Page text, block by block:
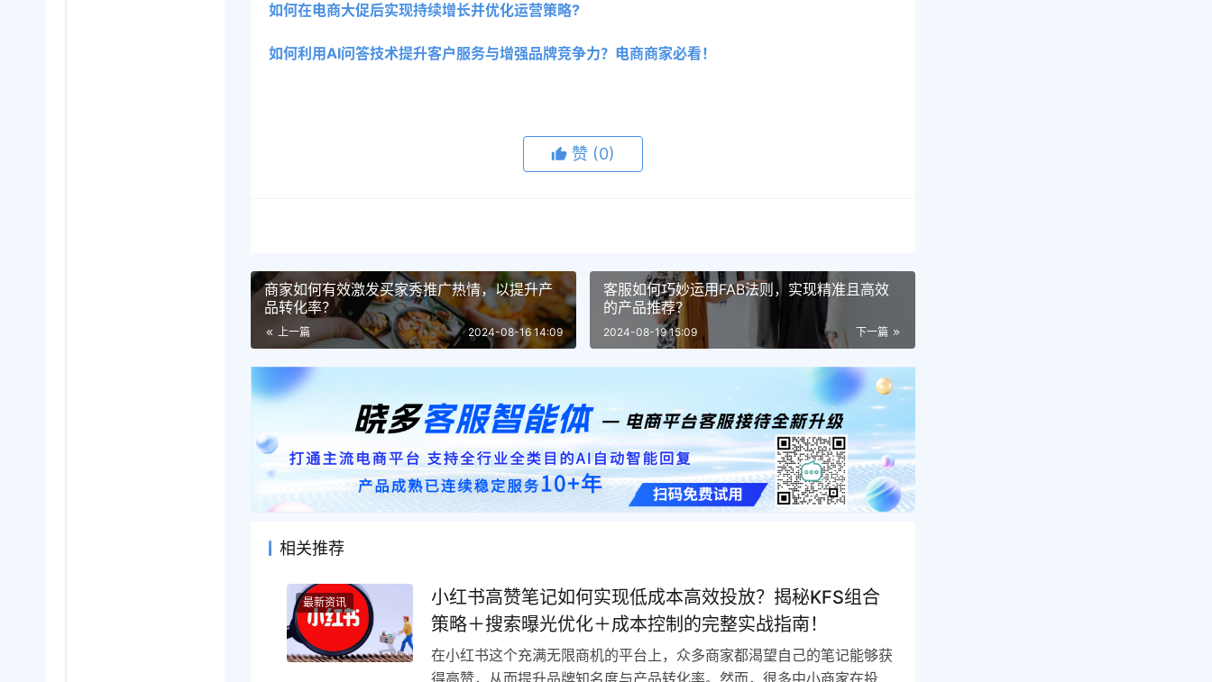
如何在电商大促后实现持续增长并优化运营策略?
如何利用AI问答技术提升客户服务与增强品牌竞争力？电商商家必看！
赞 (0)
商家如何有效激发买家秀推广热情，以提升产
品转化率？
上一篇 2024-08-16 14:09
客服如何巧妙运用FAB法则，实现精准且高效
的产品推荐？
下一篇
2024-08-19 15:09
相关推荐
最新资讯
小红书高赞笔记如何实现低成本高效投放？揭秘KFS组合
策略＋搜索曝光优化＋成本控制的完整实战指南！
在小红书这个充满无限商机的平台上，众多商家都渴望自己的笔记能够获